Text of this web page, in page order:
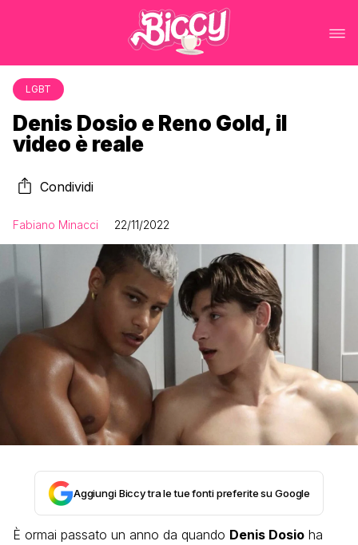
LGBT
Denis Dosio e Reno Gold, il
video è reale
Condividi
Fabiano Minacci 22/11/2022
Aggiungi Biccy tra le tue fonti preferite su Google
È ormai passato un anno da quando Denis Dosio ha